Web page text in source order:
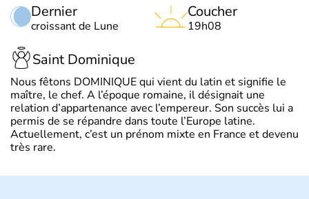
Dernier
croissant de Lune
Coucher
19h08
Saint Dominique
Nous fêtons DOMINIQUE qui vient du latin et signifie le
maître, le chef. A l’époque romaine, il désignait une
relation d’appartenance avec l’empereur. Son succès lui a
permis de se répandre dans toute l’Europe latine.
Actuellement, c’est un prénom mixte en France et devenu
très rare.